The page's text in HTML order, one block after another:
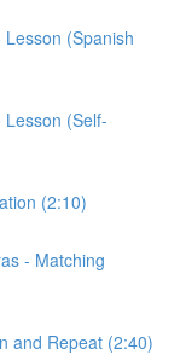
(Spanish
(Self-
(2:10)
- Matching
and Repeat (2:40)